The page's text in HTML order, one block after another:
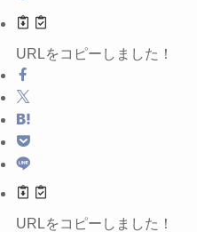
URLをコピーしました！
URLをコピーしました！